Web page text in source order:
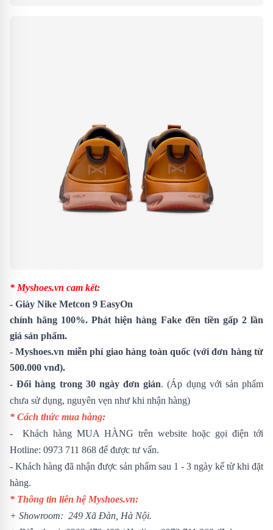
* Myshoes.vn cam kết:
- Giày Nike Metcon 9 EasyOn
chính hãng 100%. Phát hiện hàng Fake đền tiền gấp 2 lần
giá sản phẩm.
- Myshoes.vn miễn phí giao hàng toàn quốc (với đơn hàng từ
500.000 vnđ).
- Đổi hàng trong 30 ngày đơn giản. (Áp dụng với sản phẩm
chưa sử dụng, nguyên vẹn như khi nhận hàng)
* Cách thức mua hàng:
- Khách hàng MUA HÀNG trên website hoặc gọi điện tới
Hotline: 0973 711 868 để được tư vấn.
- Khách hàng đã nhận được sản phẩm sau 1 - 3 ngày kể từ khi đặt
hàng.
* Thông tin liên hệ Myshoes.vn:
+ Showroom: 249 Xã Đàn, Hà Nội.